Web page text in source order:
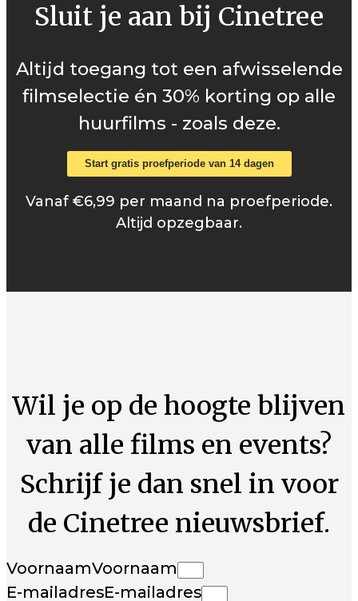
Sluit je aan bij Cinetree
Altijd toegang tot een afwisselende
filmselectie én 30% korting op alle
huurfilms - zoals deze.
Start gratis proefperiode van 14 dagen
Vanaf €6,99 per maand na proefperiode.
Altijd opzegbaar.
Wil je op de hoogte blijven
van alle films en events?
Schrijf je dan snel in voor
de Cinetree nieuwsbrief.
VoornaamVoornaam
E-mailadresE-mailadres